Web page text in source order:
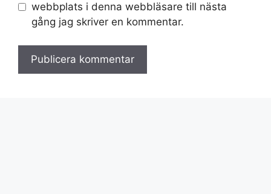
webbplats i denna webbläsare till nästa
gång jag skriver en kommentar.